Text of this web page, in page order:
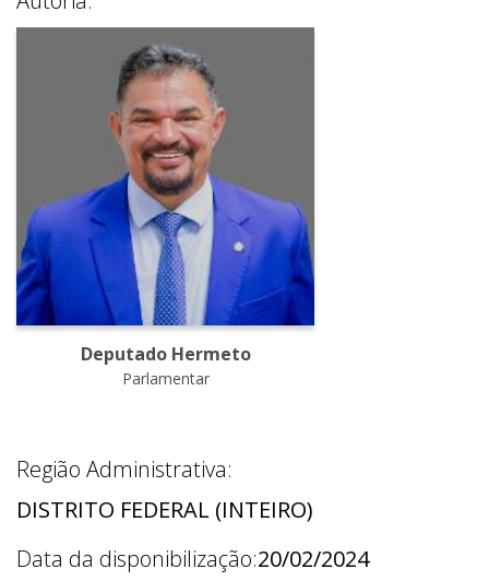
Deputado Hermeto
Parlamentar
Região Administrativa:
DISTRITO FEDERAL (INTEIRO)
Data da disponibilização:20/02/2024